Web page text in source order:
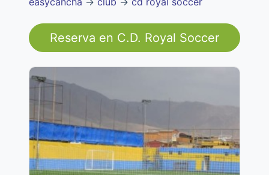
Reserva en C.D. Royal Soccer